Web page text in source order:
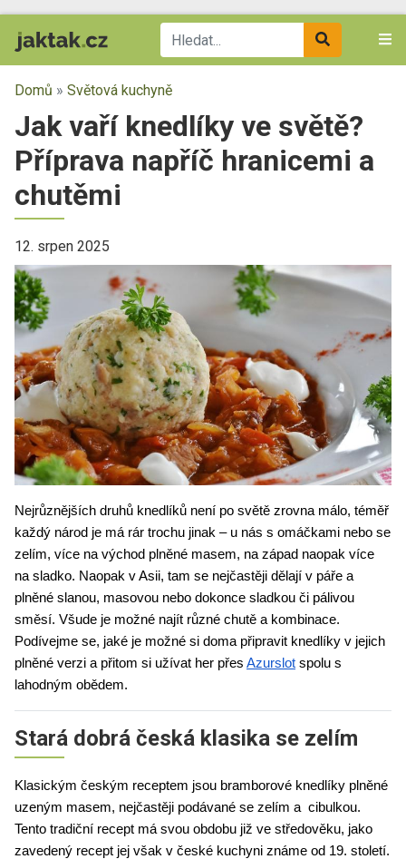
Domů » Světová kuchyně
Jak vaří knedlíky ve světě?
Příprava napříč hranicemi a
chutěmi
12. srpen 2025
Nejrůznějších druhů knedlíků není po světě zrovna málo, téměř
každý národ je má rár trochu jinak – u nás s omáčkami nebo se
zelím, více na východ plněné masem, na západ naopak více
na sladko. Naopak v Asii, tam se nejčastěji dělají v páře a
plněné slanou, masovou nebo dokonce sladkou či pálivou
směsí. Všude je možné najít různé chutě a kombinace.
Podívejme se, jaké je možné si doma připravit knedlíky v jejich
plněné verzi a přitom si užívat her přes Azurslot spolu s
lahodným obědem.
Stará dobrá česká klasika se zelím
Klasickým českým receptem jsou bramborové knedlíky plněné
uzeným masem, nejčastěji podávané se zelím a  cibulkou.
Tento tradiční recept má svou obdobu již ve středověku, jako
zavedený recept jej však v české kuchyni známe od 19. století.